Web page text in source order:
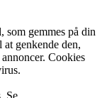
som gemmes på din
genkende den,
Cookies
Se